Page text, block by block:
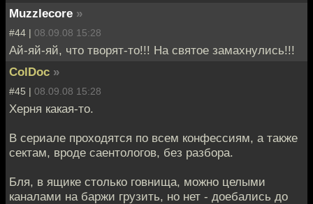
Muzzlecore »
#44 | 08.09.08 15:28
Ай-яй-яй, что творят-то!!! На святое замахнулись!!!
ColDoc »
#45 | 08.09.08 15:28
Херня какая-то.
В сериале проходятся по всем конфессиям, а также
сектам, вроде саентологов, без разбора.
Бля, в ящике столько говнища, можно целыми
каналами на баржи грузить, но нет - доебались до